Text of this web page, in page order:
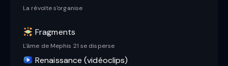
La révolte s'organise
Fragments
L'âme de Mephis 21 se disperse
Renaissance (vidéoclips)